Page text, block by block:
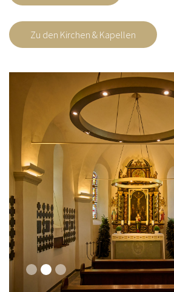
Zu den Kirchen & Kapellen